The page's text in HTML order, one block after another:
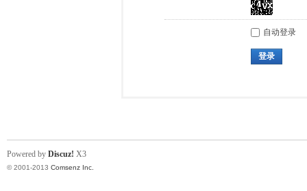
自动登录
登录
Powered by Discuz! X3
© 2001-2013 Comsenz Inc.